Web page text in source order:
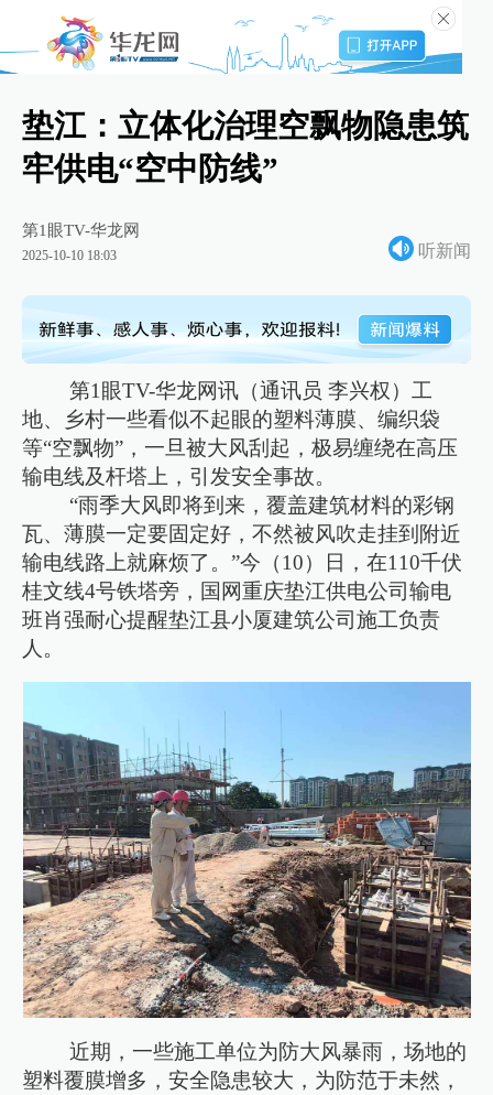
垫江：立体化治理空飘物隐患筑
牢供电“空中防线”
第1眼TV-华龙网
2025-10-10 18:03 听新闻
第1眼TV-华龙网讯（通讯员 李兴权）工
地、乡村一些看似不起眼的塑料薄膜、编织袋
等“空飘物”，一旦被大风刮起，极易缠绕在高压
输电线及杆塔上，引发安全事故。
“雨季大风即将到来，覆盖建筑材料的彩钢
瓦、薄膜一定要固定好，不然被风吹走挂到附近
输电线路上就麻烦了。”今（10）日，在110千伏
桂文线4号铁塔旁，国网重庆垫江供电公司输电
班肖强耐心提醒垫江县小厦建筑公司施工负责
人。
近期，一些施工单位为防大风暴雨，场地的
塑料覆膜增多，安全隐患较大，为防范于未然，